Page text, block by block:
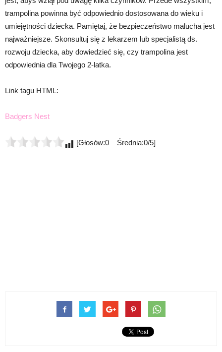
trampolina powinna być odpowiednio dostosowana do wieku i
umiejętności dziecka. Pamiętaj, że bezpieczeństwo malucha jest
najważniejsze. Skonsultuj się z lekarzem lub specjalistą ds.
rozwoju dziecka, aby dowiedzieć się, czy trampolina jest
odpowiednia dla Twojego 2-latka.
Link tagu HTML:
Badgers Nest
[Głosów:0 Średnia:0/5]